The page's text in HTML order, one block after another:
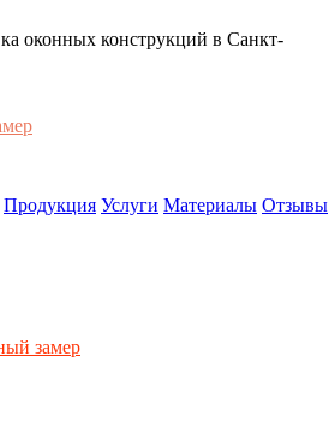
оконных конструкций в Санкт-
Продукция Услуги Материалы Отзывы
замер